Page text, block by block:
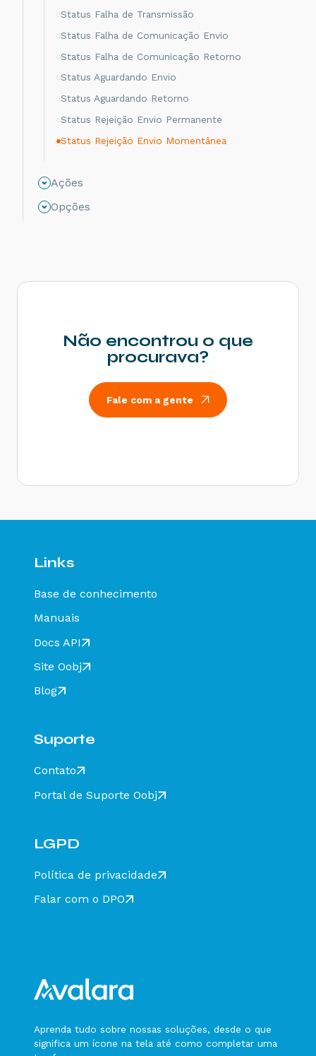
Status Falha de Transmissão
Status Falha de Comunicação Envio
Status Falha de Comunicação Retorno
Status Aguardando Envio
Status Aguardando Retorno
Status Rejeição Envio Permanente
Status Rejeição Envio Momentânea
Status Rejeição Retorno Permanente
Status Não Processado
Status Cancelado
Status Carta de Correção
Status Confirmação da Operação
Status Operação não Realizada
Status Não Encontrado
Status Encerrado
Status Encerramento
Status Registro Multimodal (tpEvento = 110160)
Status Destinatário Inválido
Status Falha na Assinatura
Status não Verificado
Status Falha ao consultar
Status Autorizado CT-e Complementar
(tpEvento = 240130)
(tpEvento = 240131)
Status CT-e Anulação (tpEvento = 240150)
Ações
Opções
Não encontrou o que
procurava?
Fale com a gente
Links
Base de conhecimento
Manuais
Docs API
Site Oobj
Blog
Suporte
Contato
Portal de Suporte Oobj
LGPD
Política de privacidade
Falar com o DPO
Aprenda tudo sobre nossas soluções, desde o que
significa um ícone na tela até como completar uma